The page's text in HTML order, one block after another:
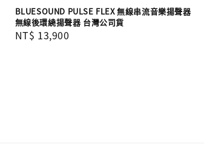
BLUESOUND PULSE FLEX 無線串流音樂揚聲器
無線後環繞揚聲器 台灣公司貨
Regular
NT$ 13,900